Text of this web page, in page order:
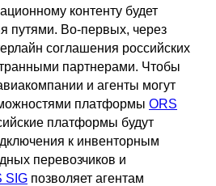
контенту будет
путями. Во-первых, через
соглашения российских
партнерами. Чтобы
и агенты могут
платформы ORS
платформы будут
к инвенторным
перевозчиков и
SIG позволяет агентам